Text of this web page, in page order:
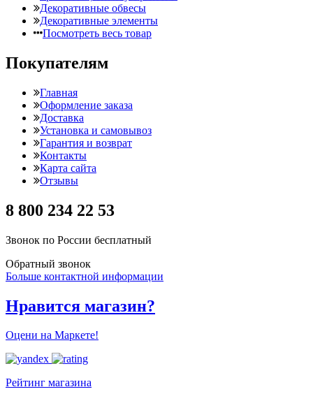
Декоративные обвесы
Декоративные элементы
Посмотреть весь товар
Покупателям
Главная
Оформление заказа
Доставка
Установка и самовывоз
Гарантия и возврат
Контакты
Карта сайта
Отзывы
8 800 234 22 53
Звонок по России бесплатный
Обратный звонок
Больше контактной информации
Нравится магазин?
Оцени на Маркете!
Рейтинг магазина